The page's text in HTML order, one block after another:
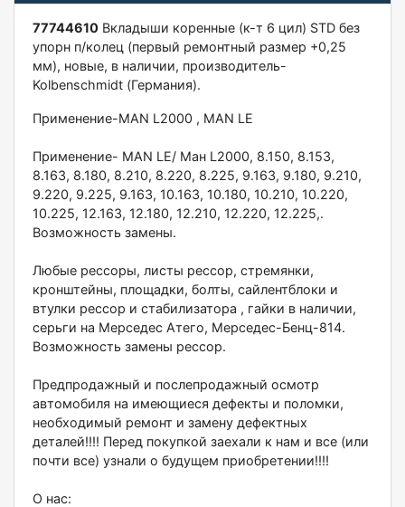
77744610 Вкладыши коренные (к-т 6 цил) STD без
упорн п/колец (первый ремонтный размер +0,25
мм), новые, в наличии, производитель-
Kolbenschmidt (Германия).
Применение-MAN L2000 , MAN LE
Применение- MAN LE/ Ман L2000, 8.150, 8.153,
8.163, 8.180, 8.210, 8.220, 8.225, 9.163, 9.180, 9.210,
9.220, 9.225, 9.163, 10.163, 10.180, 10.210, 10.220,
10.225, 12.163, 12.180, 12.210, 12.220, 12.225,.
Возможность замены.
Любые рессоры, листы рессор, стремянки,
кронштейны, площадки, болты, сайлентблоки и
втулки рессор и стабилизатора , гайки в наличии,
серьги на Мерседес Атего, Мерседес-Бенц-814.
Возможность замены рессор.
Предпродажный и послепродажный осмотр
автомобиля на имеющиеся дефекты и поломки,
необходимый ремонт и замену дефектных
деталей!!!! Перед покупкой заехали к нам и все (или
почти все) узнали о будущем приобретении!!!!
О нас: